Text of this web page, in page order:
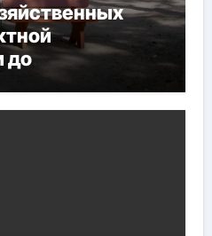
до
обустройства